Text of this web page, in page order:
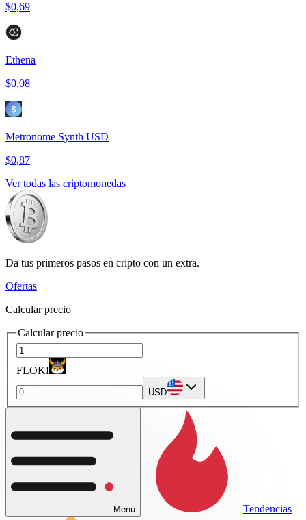
$0,69
Ethena
$0,08
Metronome Synth USD
$0,87
Ver todas las criptomonedas
Da tus primeros pasos en cripto con un extra.
Ofertas
Calcular precio
Calcular precio
FLOKI
USD
Menú Tendencias